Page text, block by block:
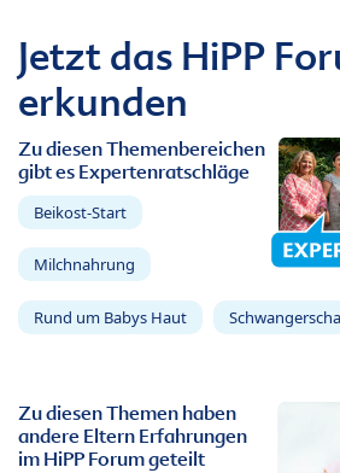
Jetzt das HiPP
erkunden
Zu diesen Themenbereichen
gibt es Expertenratschläge
Beikost-Start
Milchnahrung
Rund um Babys Haut
Zu diesen Themen haben
andere Eltern Erfahrungen
im HiPP Forum geteilt